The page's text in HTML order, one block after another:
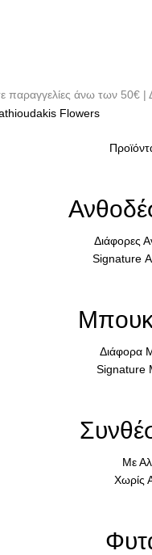
παραγγελίες άνω των
Διάφορες
Signature
Διάφορα
Signature
Με
Χωρίς